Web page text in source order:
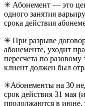
✳ Абонемент — это
одного занятия
срока действия
✳ При разрыве
абонементе, уходит
пересчета по
клиент должен был
✳Абонементы на 30
срок действия 31 мая
продолжаются в июне,